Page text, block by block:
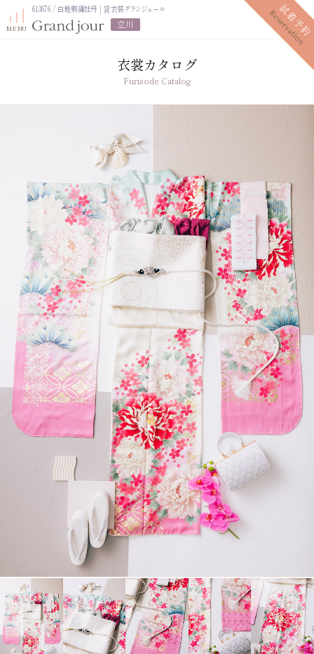
613676 / 白地刺繍牡丹｜貸衣装グランジュール
立川
写真だけの成人式プラン
ママ振袖プラン
振袖展示会
ママ振袖相談会
衣裳カタログ
LOOKBOOK
高校3年生の方へ
大学1年生の方へ
大学2年生の方へ
ヘアスタイリング特集
アルバム・写真商品
コンセプト
よくあるご質問
衣裳カタログ
Furisode Catalog